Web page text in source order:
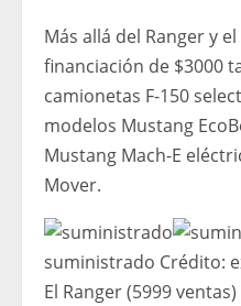
Más allá del Ranger y
financiación de $3000
camionetas F-150
modelos Mustang
Mustang Mach-E
Mover.
suministrado Crédito:
El Ranger (5999